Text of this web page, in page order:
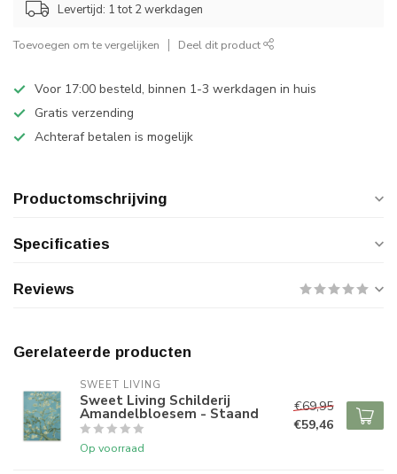
Levertijd: 1 tot 2 werkdagen
Toevoegen om te vergelijken Deel dit product
Voor 17:00 besteld, binnen 1-3 werkdagen in huis
Gratis verzending
Achteraf betalen is mogelijk
Productomschrijving
Specificaties
Reviews
Gerelateerde producten
SWEET LIVING
Sweet Living Schilderij
Amandelbloesem - Staand
Op voorraad
€69,95
€59,46